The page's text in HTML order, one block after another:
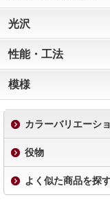
光沢
性能・工法
模様
カラーバリエーシ
役物
よく似た商品を探